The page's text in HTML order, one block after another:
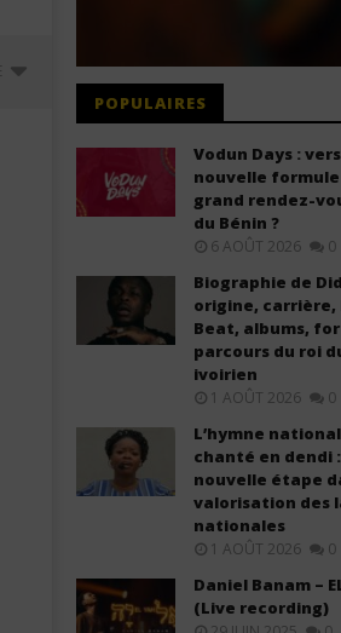
Black M ft. Ariel Sheney – Monter
Descendre (Lyrics / Paroles)
Stone
POPULAIRES
Vodun Days :
nouvelle
grand rendez-
du Bénin ?
6 AOÛT 2026 0
Biographie de
origine, carrière,
Beat, albums,
parcours du roi
ivoirien
1 AOÛT 2026 0
L’hymne
chanté en dendi
nouvelle étape
valorisation des
nationales
1 AOÛT 2026 0
Daniel Banam –
(Live recording)